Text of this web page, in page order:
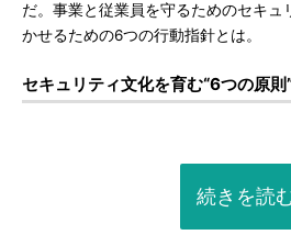
だ。事業と従業員を守るためのセキュ
かせるための6つの行動指針とは。
セキュリティ文化を育む“6つの原則
続きを読